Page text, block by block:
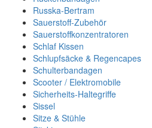
Russka-Bertram
Sauerstoff-Zubehör
Sauerstoffkonzentratoren
Schlaf Kissen
Schlupfsäcke & Regencapes
Schulterbandagen
Scooter / Elektromobile
Sicherheits-Haltegriffe
Sissel
Sitze & Stühle